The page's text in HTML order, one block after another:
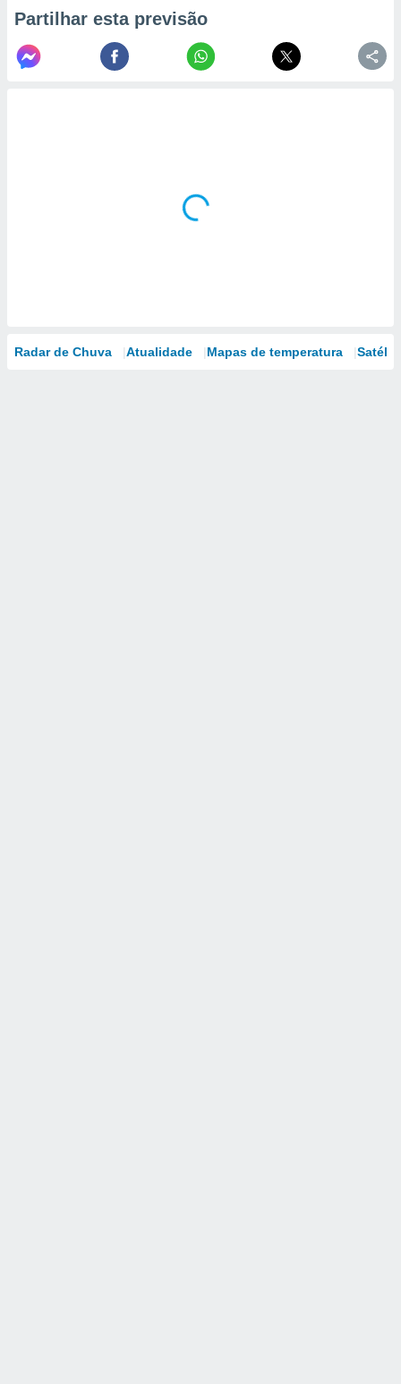
Partilhar esta previsão
Radar de Chuva Atualidade Mapas de temperatura